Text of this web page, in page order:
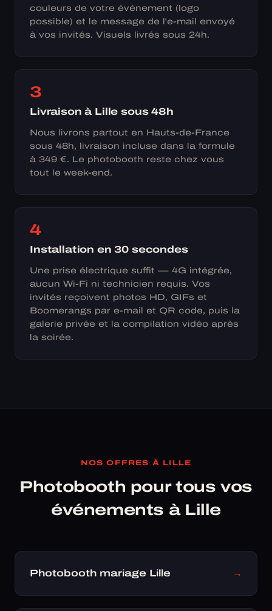
couleurs de votre événement (logo
possible) et le message de l'e-mail envoyé
à vos invités. Visuels livrés sous 24h.
3
Livraison à Lille sous 48h
Nous livrons partout en Hauts-de-France
sous 48h, livraison incluse dans la formule
à 349 €. Le photobooth reste chez vous
tout le week-end.
4
Installation en 30 secondes
Une prise électrique suffit — 4G intégrée,
aucun Wi-Fi ni technicien requis. Vos
invités reçoivent photos HD, GIFs et
Boomerangs par e-mail et QR code, puis la
galerie privée et la compilation vidéo après
la soirée.
NOS OFFRES À LILLE
Photobooth pour tous vos
événements à Lille
Photobooth mariage Lille →